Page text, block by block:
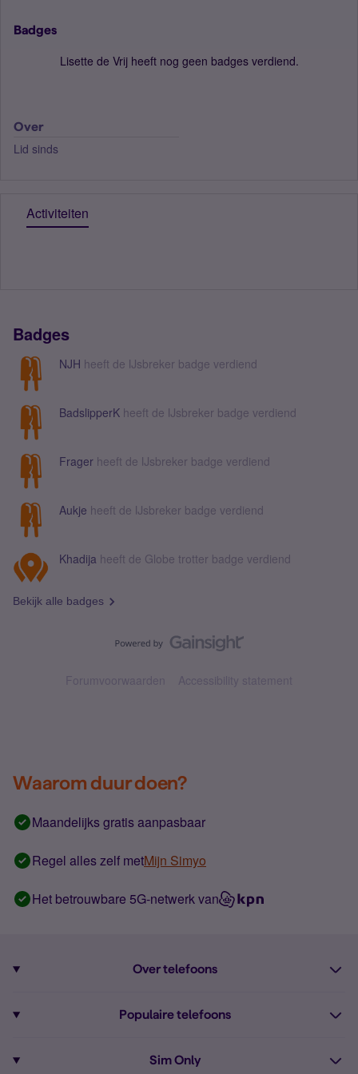
Badges
Lisette de Vrij heeft nog geen badges verdiend.
Over
Lid sinds
Activiteiten
Badges
NJH heeft de IJsbreker badge verdiend
BadslipperK heeft de IJsbreker badge verdiend
Frager heeft de IJsbreker badge verdiend
Aukje heeft de IJsbreker badge verdiend
Khadija heeft de Globe trotter badge verdiend
Bekijk alle badges
Forumvoorwaarden Accessibility statement
Waarom duur doen?
Maandelijks gratis aanpasbaar
Regel alles zelf metMijn Simyo
Het betrouwbare 5G-netwerk van
Over telefoons
Alle telefoons
Populaire telefoons
Sim Only